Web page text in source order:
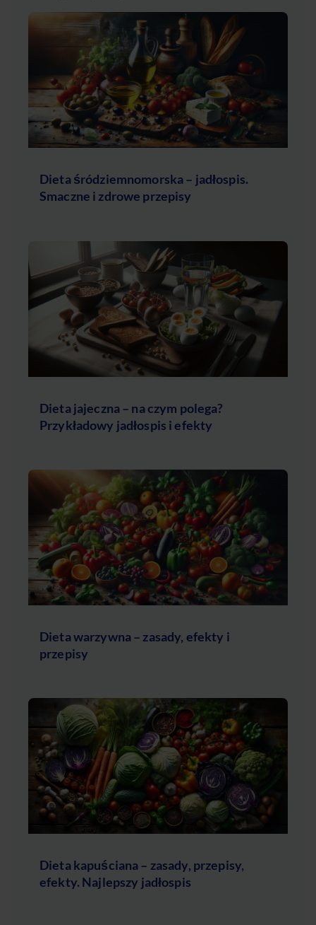
Dieta śródziemnomorska – jadłospis.
Smaczne i zdrowe przepisy
Dieta jajeczna – na czym polega?
Przykładowy jadłospis i efekty
Dieta warzywna – zasady, efekty i
przepisy
Dieta kapuściana – zasady, przepisy,
efekty. Najlepszy jadłospis